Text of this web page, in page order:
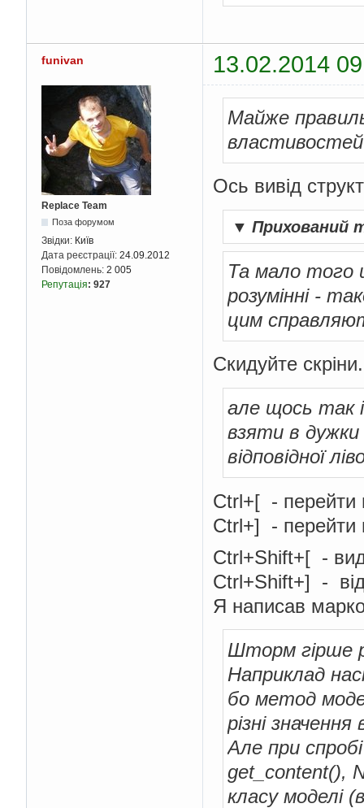
funivan 13.02.2014
Replace Team
Поза форумом
Звідки: Київ
Дата реєстрації: 24.09.2012
Повідомлень: 2 005
Репутація: 927
Майже
Ось вивід
▼ Прихований
Та мало того
розумінні -
цим
Скидуйте
але щось так
взяти в
відповідної
Ctrl+[ - перейти
Ctrl+] - перейти
Ctrl+Shift+[ -
Ctrl+Shift+] - від
Я написав
Шторм гірше
Наприклад
бо метод
різні
Але при
get_content(),
класу моделі